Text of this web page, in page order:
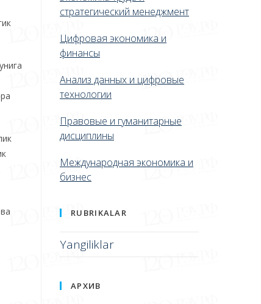
стратегический менеджмент
Цифровая экономика и
финансы
Анализ данных и цифровые
технологии
Правовые и гуманитарные
дисциплины
Международная экономика и
бизнес
RUBRIKALAR
Yangiliklar
АРХИВ